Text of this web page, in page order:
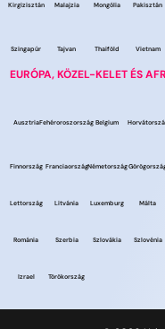
Kirgizisztán Malajzia Mongólia Pakisztán
Szingapúr Tajvan Thaiföld Vietnam
EURÓPA, KÖZEL-KELET ÉS
AusztriaFehéroroszország Belgium
Finnország FranciaországNémetország
Lettország Litvánia Luxemburg Málta
Románia Szerbia Szlovákia Szlovénia
Izrael Törökország